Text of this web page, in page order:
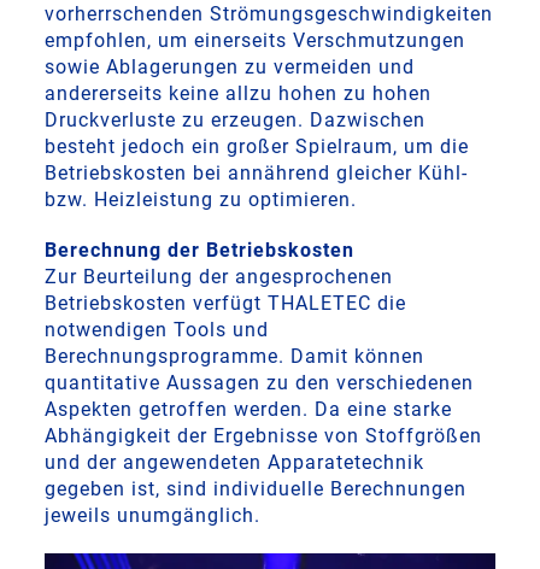
vorherrschenden Strömungsgeschwindigkeiten
empfohlen, um einerseits Verschmutzungen
sowie Ablagerungen zu vermeiden und
andererseits keine allzu hohen zu hohen
Druckverluste zu erzeugen. Dazwischen
besteht jedoch ein großer Spielraum, um die
Betriebskosten bei annährend gleicher Kühl-
bzw. Heizleistung zu optimieren.
Berechnung der Betriebskosten
Zur Beurteilung der angesprochenen
Betriebskosten verfügt THALETEC die
notwendigen Tools und
Berechnungsprogramme. Damit können
quantitative Aussagen zu den verschiedenen
Aspekten getroffen werden. Da eine starke
Abhängigkeit der Ergebnisse von Stoffgrößen
und der angewendeten Apparatetechnik
gegeben ist, sind individuelle Berechnungen
jeweils unumgänglich.